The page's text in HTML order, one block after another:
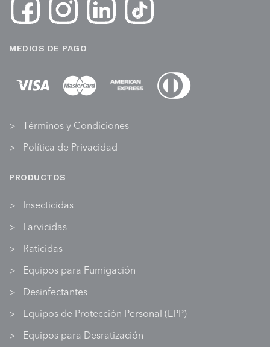
MEDIOS DE PAGO
Términos y Condiciones
Política de Privacidad
PRODUCTOS
Insecticidas
Larvicidas
Raticidas
Equipos para Fumigación
Desinfectantes
Equipos de Protección Personal (EPP)
Equipos para Desratización